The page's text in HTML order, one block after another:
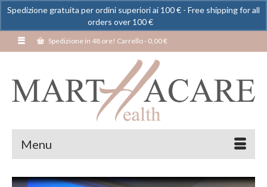
Spedizione in 48 ore! Carrello- 0,00€
Menu
Spedizione gratuita per ordini superiori ai 100 € - Free shipping for all
orders over 100 €